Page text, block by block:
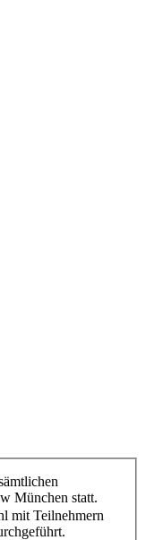
München statt.
mit Teilnehmern